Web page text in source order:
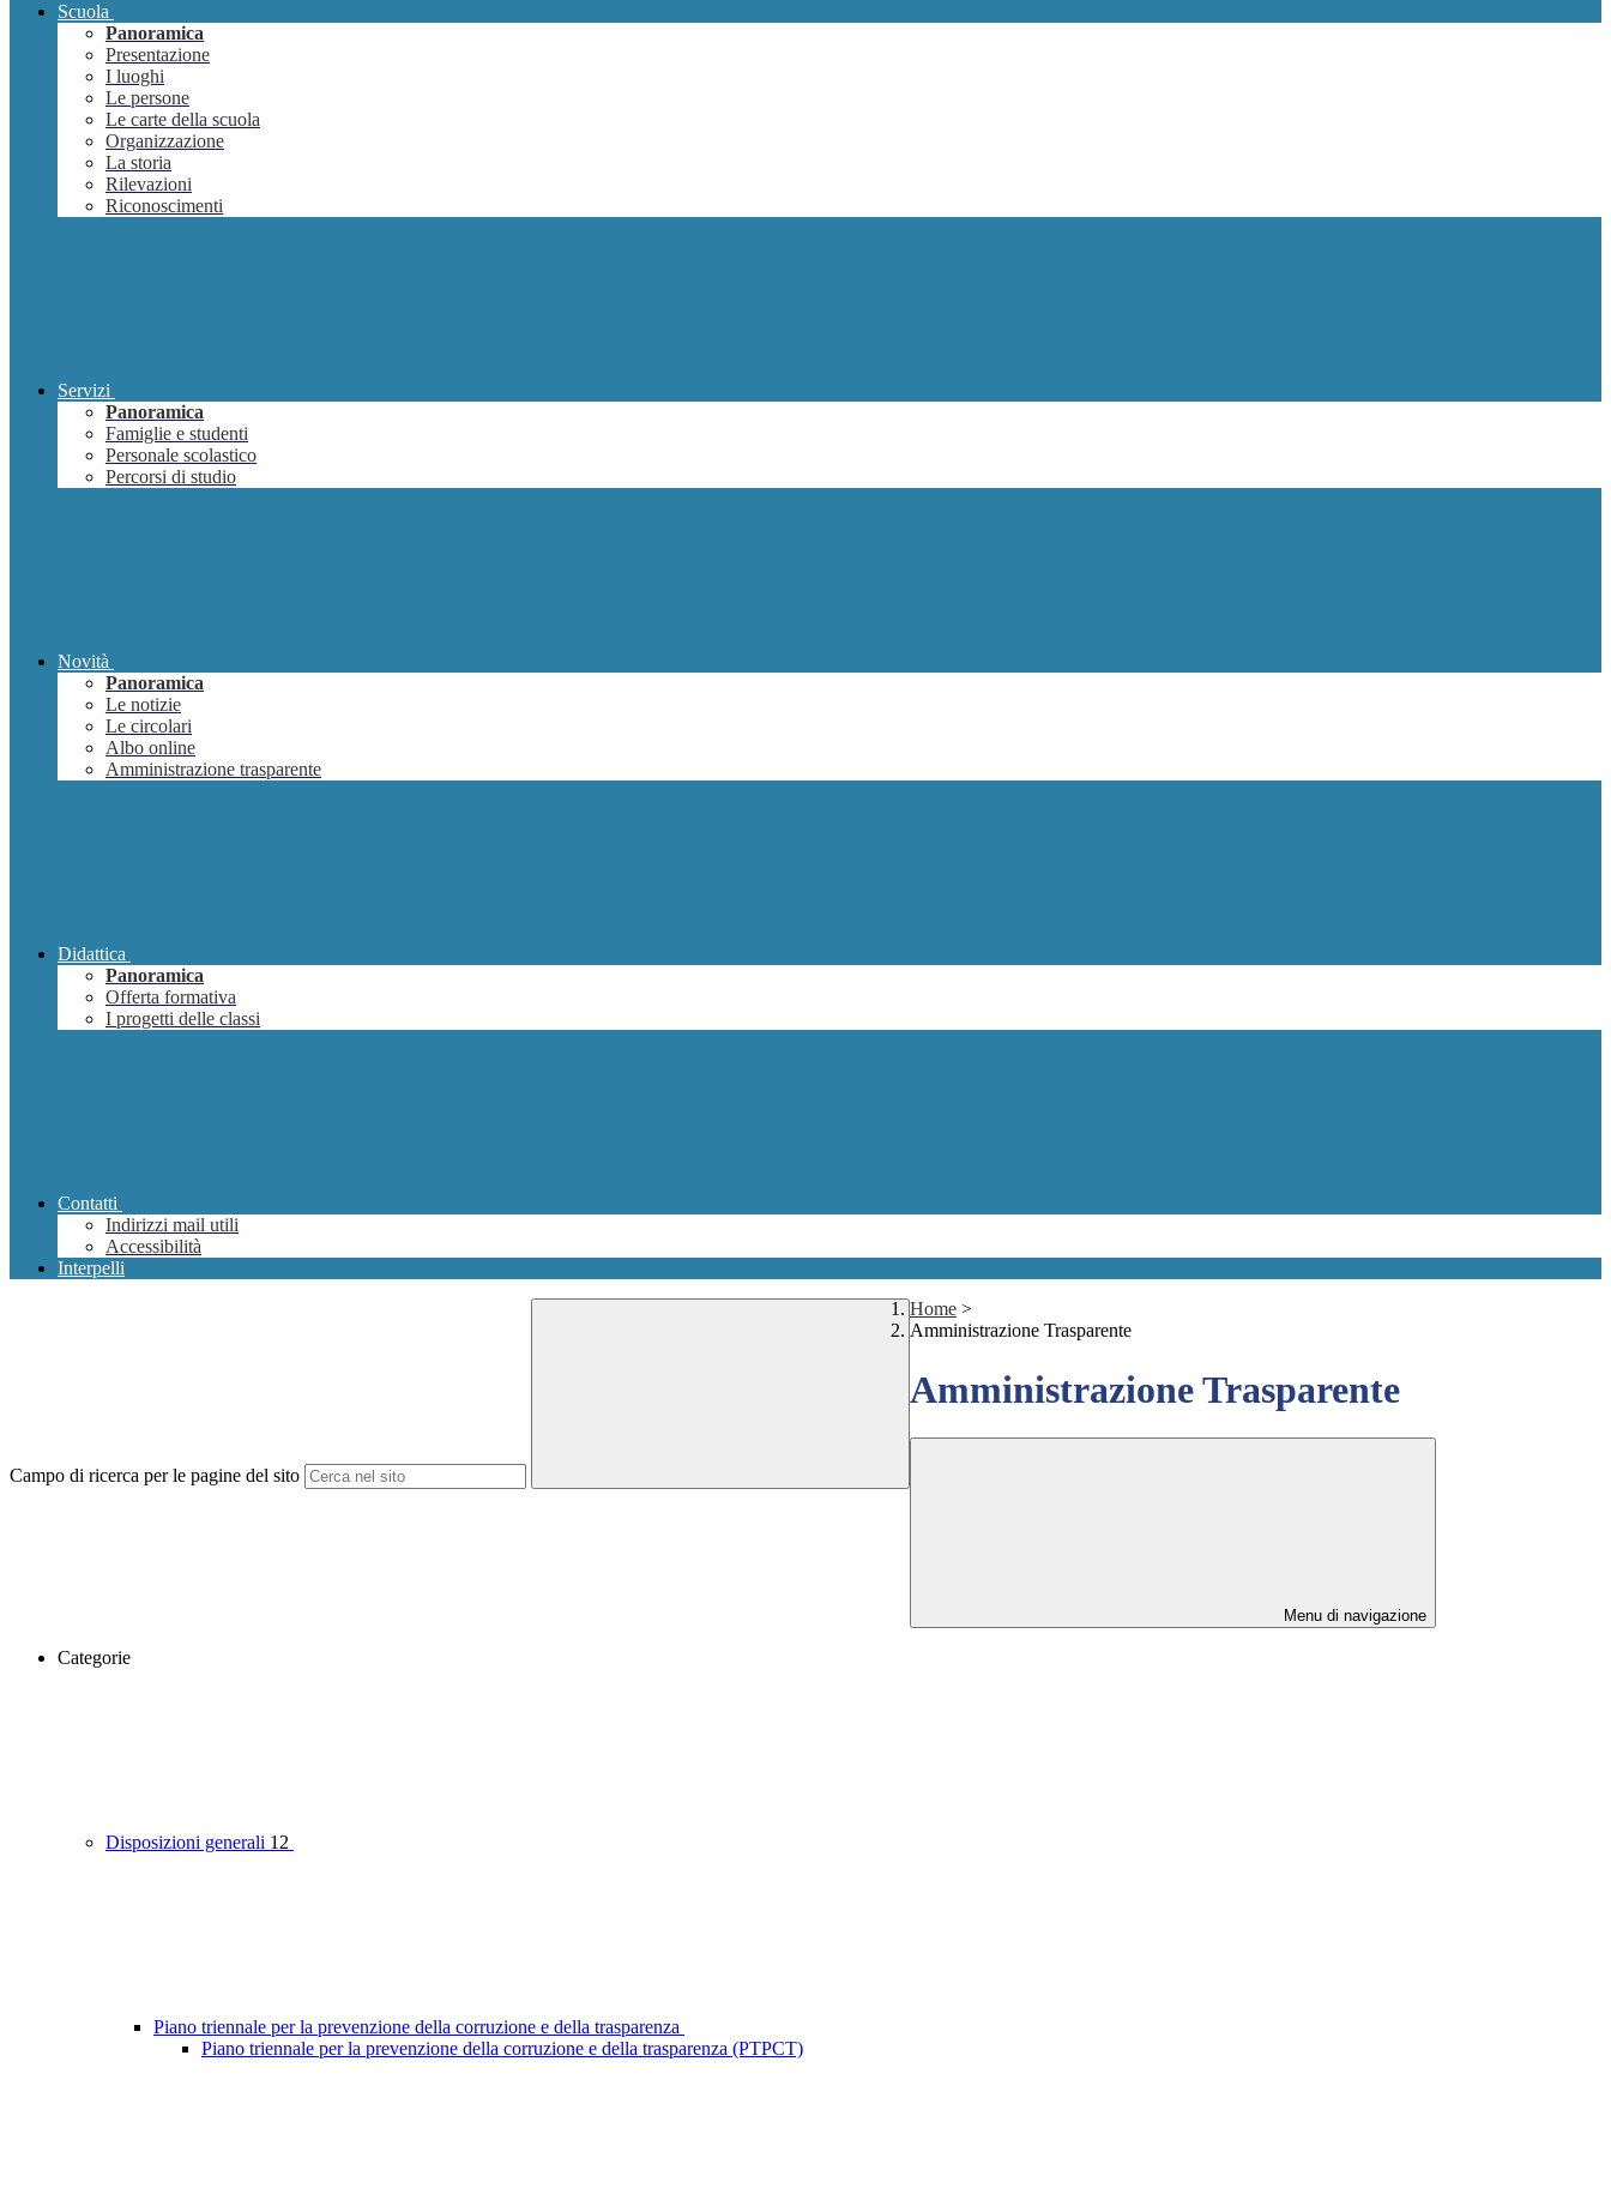
Scuola
Panoramica
Presentazione
I luoghi
Le persone
Le carte della scuola
Organizzazione
La storia
Rilevazioni
Riconoscimenti
Servizi
Panoramica
Famiglie e studenti
Personale scolastico
Percorsi di studio
Novità
Panoramica
Le notizie
Le circolari
Albo online
Amministrazione trasparente
Didattica
Panoramica
Offerta formativa
I progetti delle classi
Contatti
Indirizzi mail utili
Accessibilità
Interpelli
Campo di ricerca per le pagine del sito
Home >
Amministrazione Trasparente
Amministrazione Trasparente
Menu di navigazione
Categorie
Disposizioni generali 12
Piano triennale per la prevenzione della corruzione e della trasparenza
Piano triennale per la prevenzione della corruzione e della trasparenza (PTPCT)